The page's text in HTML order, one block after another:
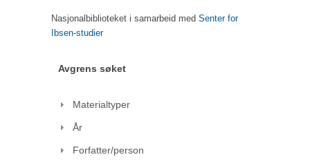
Nasjonalbiblioteket i samarbeid med Senter for
Ibsen-studier
Avgrens søket
Materialtyper
År
Forfatter/person